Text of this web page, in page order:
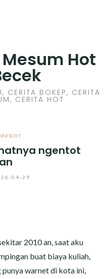
Hot
CERITA BOKEP, CERITA
CERITA HOT
ngentot
04-29
2010 an, saat aku
buat biaya kuliah,
warnet di kota ini,